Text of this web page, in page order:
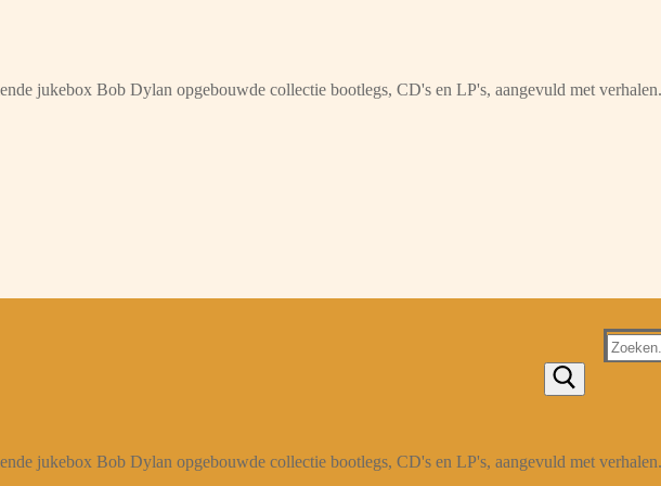
jukebox Bob Dylan opgebouwde collectie bootlegs, CD's en LP's, aangevuld met verhalen.
Zoeken
jukebox Bob Dylan opgebouwde collectie bootlegs, CD's en LP's, aangevuld met verhalen.